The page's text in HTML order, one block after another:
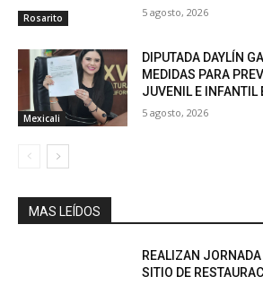
Rosarito 5 agosto, 2026
Mexicali
DIPUTADA DAYLÍN
MEDIDAS PARA
JUVENIL E INFANTIL
5 agosto, 2026
MAS LEÍDOS
REALIZAN
SITIO DE